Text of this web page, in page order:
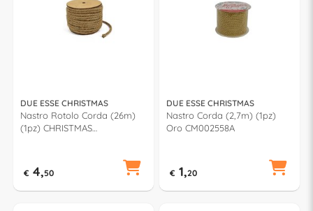
DUE ESSE CHRISTMAS
Nastro Rotolo Corda (26m)
(1pz) CHRISTMAS
€ 4,50
DUE ESSE CHRISTMAS
Nastro Corda (2,7m) (1pz)
Oro CM002558A
€ 1,20